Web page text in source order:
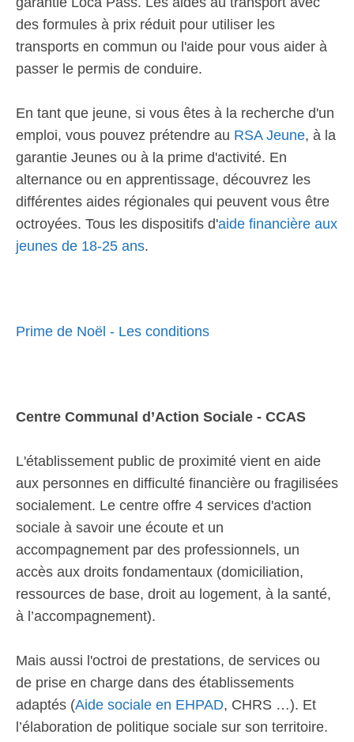
des formules à prix réduit pour utiliser les
transports en commun ou l'aide pour vous aider à
passer le permis de conduire.
En tant que jeune, si vous êtes à la recherche d'un
emploi, vous pouvez prétendre au RSA Jeune, à la
garantie Jeunes ou à la prime d'activité. En
alternance ou en apprentissage, découvrez les
différentes aides régionales qui peuvent vous être
octroyées. Tous les dispositifs d'aide financière aux
jeunes de 18-25 ans.
Prime de Noël - Les conditions
Centre Communal d’Action Sociale - CCAS
L'établissement public de proximité vient en aide
aux personnes en difficulté financière ou fragilisées
socialement. Le centre offre 4 services d'action
sociale à savoir une écoute et un
accompagnement par des professionnels, un
accès aux droits fondamentaux (domiciliation,
ressources de base, droit au logement, à la santé,
à l’accompagnement).
Mais aussi l'octroi de prestations, de services ou
de prise en charge dans des établissements
adaptés (Aide sociale en EHPAD, CHRS …). Et
l’élaboration de politique sociale sur son territoire.